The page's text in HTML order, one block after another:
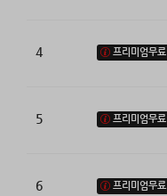
4 프리미엄무료
5 프리미엄무료
6 프리미엄무료